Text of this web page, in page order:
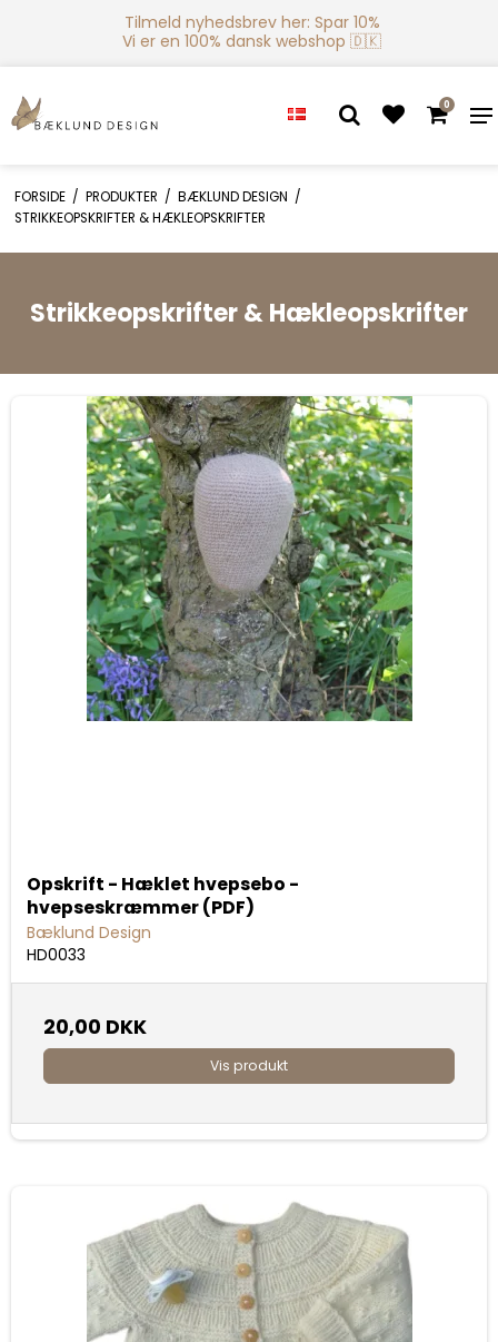
Tilmeld nyhedsbrev her: Spar 10%
Vi er en 100% dansk webshop 🇩🇰
0
FORSIDE / PRODUKTER / BÆKLUND DESIGN /
STRIKKEOPSKRIFTER & HÆKLEOPSKRIFTER
Strikkeopskrifter & Hækleopskrifter
Opskrift - Hæklet hvepsebo -
hvepseskræmmer (PDF)
Bæklund Design
HD0033
20,00 DKK
Vis produkt